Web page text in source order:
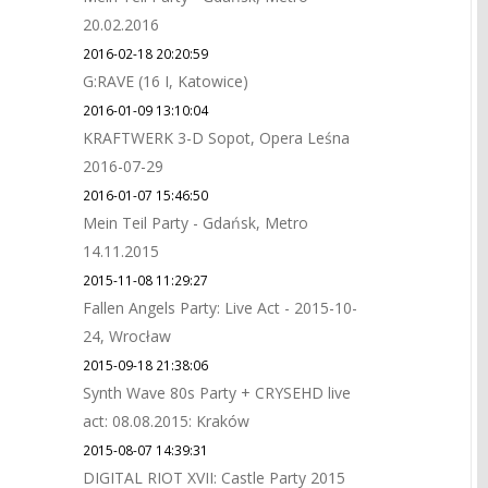
20.02.2016
2016-02-18 20:20:59
G:RAVE (16 I, Katowice)
2016-01-09 13:10:04
KRAFTWERK 3-D Sopot, Opera Leśna
2016-07-29
2016-01-07 15:46:50
Mein Teil Party - Gdańsk, Metro
14.11.2015
2015-11-08 11:29:27
Fallen Angels Party: Live Act - 2015-10-
24, Wrocław
2015-09-18 21:38:06
Synth Wave 80s Party + CRYSEHD live
act: 08.08.2015: Kraków
2015-08-07 14:39:31
DIGITAL RIOT XVII: Castle Party 2015